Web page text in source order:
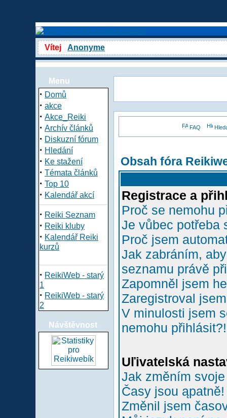
Vítej Anonyme
Menu
· Domů
· akce
· Akce_Reiki
· Archív článků
· Diskuzní fórum
· Hledání
· Ke stažení
· Témata článků
· Top 10
· Kalendář akcí
· Reiki Seznam
· Reiki kluby
· Kalendář Reiki
kurzů
· ReikiWeb - starý
1
· ReikiWeb - starý
2
Návštěvnost
FAQ
Obsah fóra
Registrace a
Proč se nemohu
Je vůbec potřeba
Proč jsem
Jak zabráním,
seznamu právě
Zapomněl jsem
Zaregistroval
V minulosti jsem
nemohu přihlásit?!
Uľivatelská
Jak změním
Časy jsou ąpatně!
Změnil jsem